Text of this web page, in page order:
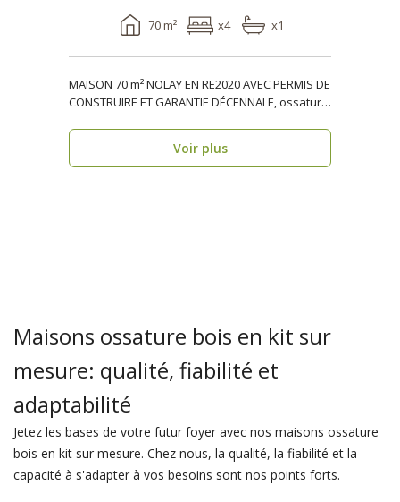
70 m² x4 x1
MAISON 70 m² NOLAY EN RE2020 AVEC PERMIS DE
CONSTRUIRE ET GARANTIE DÉCENNALE, ossature
Voir plus
Maisons ossature bois en kit sur
mesure: qualité, fiabilité et
adaptabilité
Jetez les bases de votre futur foyer avec nos maisons ossature
bois en kit sur mesure. Chez nous, la qualité, la fiabilité et la
capacité à s'adapter à vos besoins sont nos points forts.